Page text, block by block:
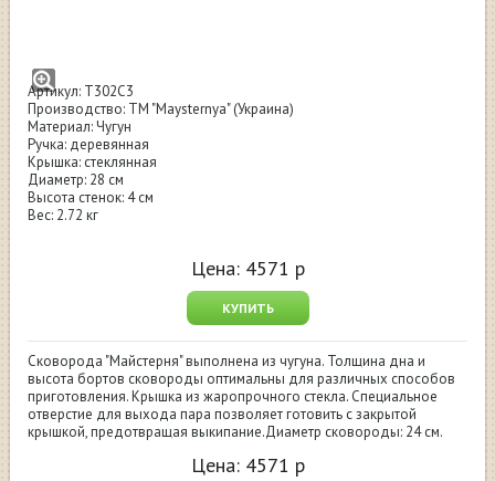
Артикул: T302C3
Производство: ТМ "Maysternya" (Украина)
Материал: Чугун
Ручка: деревянная
Крышка: стеклянная
Диаметр: 28 см
Высота стенок: 4 см
Вес: 2.72 кг
Цена: 4571 р
КУПИТЬ
Сковорода "Майстерня" выполнена из чугуна. Толщина дна и
высота бортов сковороды оптимальны для различных способов
приготовления. Крышка из жаропрочного стекла. Специальное
отверстие для выхода пара позволяет готовить с закрытой
крышкой, предотвращая выкипание.Диаметр сковороды: 24 см.
Цена: 4571 р